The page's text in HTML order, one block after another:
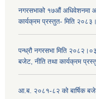
नगरसभाको १७औं अधिवेशनमा
कार्यक्रम प्रस्तुत- मिति
पन्ध्रौ नगरसभा मिति
बजेट, नीति तथा कार्यक्रम
आ.ब. २०८१-८२ को बार्षिक